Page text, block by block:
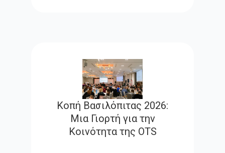
Κοπή Βασιλόπιτας 2026:
Μια Γιορτή για την
Κοινότητα της OTS